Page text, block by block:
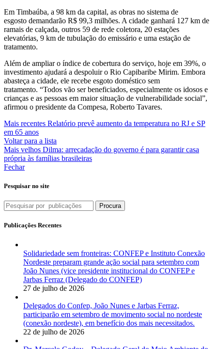
Em Timbaúba, a 98 km da capital, as obras no sistema de
esgosto demandarão R$ 99,3 milhões. A cidade ganhará 127 km de
ramais de calçada, outros 59 de rede coletora, 20 estações
elevatórias, 9 km de tubulação do emissário e uma estação de
tratamento.
Além de ampliar o índice de cobertura do serviço, hoje em 39%, o
investimento ajudará a despoluir o Rio Capibaribe Mirim. Embora
abasteça a cidade, ele recebe esgoto doméstico sem
tratamento. “Todos vão ser beneficiados, especialmente os idosos e
crianças e as pessoas em maior situação de vulnerabilidade social”,
afirmou o presidente da Compesa, Roberto Tavares.
Mais recentes Relatório prevê aumento da temperatura no RJ e SP
em 65 anos
Voltar para a lista
Mais velhos Dilma: arrecadação do governo é para garantir casa
própria às famílias brasileiras
Fechar
Pesquisar no site
Procura
Publicações Recentes
Solidariedade sem fronteiras: CONFEP e Instituto Conexão
Nordeste preparam grande ação social para setembro com
João Nunes (vice presidente institucional do CONFEP e
Jarbas Ferraz (Delegado do CONFEP)
27 de julho de 2026
Delegados do Confep, João Nunes e Jarbas Ferraz,
participarão em setembro de movimento social no nordeste
(conexão nordeste), em benefício dos mais necessitados.
22 de julho de 2026